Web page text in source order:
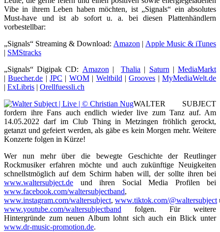
Vibe in ihrem Leben haben möchten, ist „Signals“ ein absolutes
Must-have und ist ab sofort u. a. bei diesen Plattenhändlern
vorbestellbar:
„Signals“ Streaming & Download: Amazon | Apple Music & iTunes
| SMStracks
„Signals“ Digipak CD: Amazon|Thalia | Saturn|MediaMarkt
|Buecher.de |JPC | WOM| Weltbild|Grooves |MyMediaWelt.de
| ExLibris | Orellfuessli.ch
WALTER SUBJECT
fordern ihre Fans auch endlich wieder live zum Tanz auf. Am
14.05.2022 darf im Club Thing in Metzingen fröhlich gerockt,
getanzt und gefeiert werden, als gäbe es kein Morgen mehr. Weitere
Konzerte folgen in Kürze!
Wer nun mehr über die bewegte Geschichte der Reutlinger
Rockmusiker erfahren möchte und auch zukünftige Neuigkeiten
schnellstmöglich auf dem Schirm haben will, der sollte ihren bei
www.waltersubject.de und ihren Social Media Profilen bei
www.facebook.com/waltersubjectband,
www.instagram.com/waltersubject, www.tiktok.com/@waltersubject
www.youtube.com/waltersubjectband folgen. Für weitere
Hintergründe zum neuen Album lohnt sich auch ein Blick unter
www.dr-music-promotion.de.